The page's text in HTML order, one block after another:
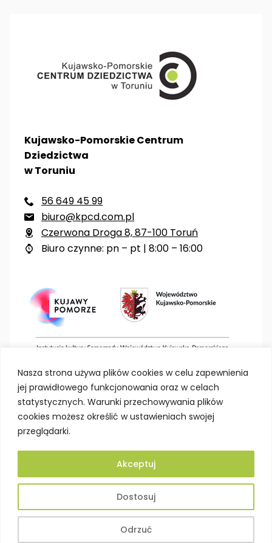
Nasza strona używa plików cookies w celu zapewnienia
jej prawidłowego funkcjonowania oraz w celach
statystycznych. Warunki przechowywania plików
cookies możesz określić w ustawieniach swojej
przeglądarki.
Dostosuj
Odrzuć
Akceptuj
Kujawsko-Pomorskie Centrum
Dziedzictwa
w Toruniu
 56 649 45 99
 biuro@kpcd.com.pl
 Czerwona Droga 8, 87-100 Toruń
 Biuro czynne: pn – pt | 8:00 – 16:00
Deklaracja dostępności
Polityka prywatności
Projektowanie stron Toruń